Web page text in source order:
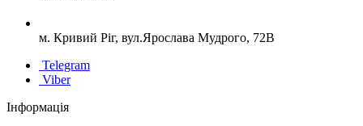
м. Кривий Ріг, вул.Ярослава Мудрого, 72В
Telegram
Viber
Інформація